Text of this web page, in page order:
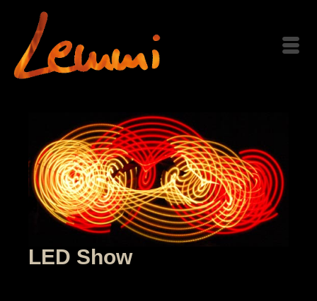
LED Show